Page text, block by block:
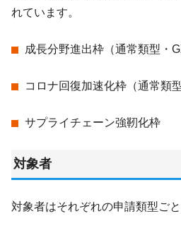
れています。
成長分野進出枠（通常類型・
コロナ回復加速化枠（通常類
サプライチェーン強靭化枠
対象者
対象者はそれぞれの申請類型ごと